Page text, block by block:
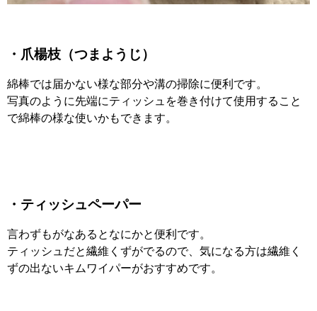
・爪楊枝（つまようじ）
綿棒では届かない様な部分や溝の掃除に便利です。
写真のように先端にティッシュを巻き付けて使用すること
で綿棒の様な使いかもできます。
・ティッシュペーパー
言わずもがなあるとなにかと便利です。
ティッシュだと繊維くずがでるので、気になる方は繊維く
ずの出ないキムワイパーがおすすめです。